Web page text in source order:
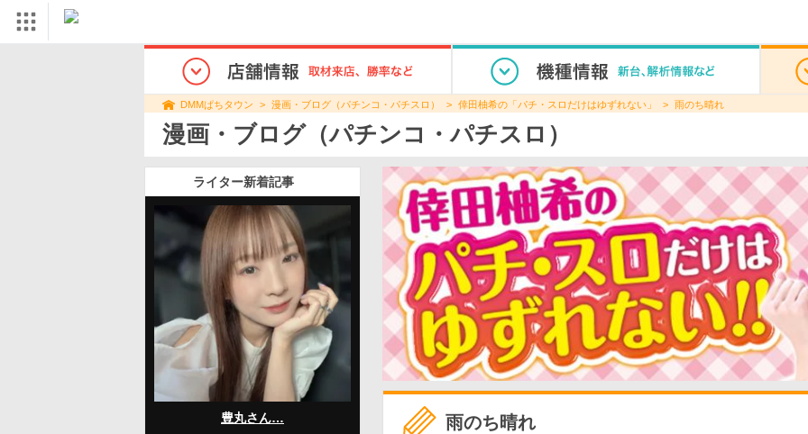
DMMぱちタウン 漫画・ブログ（パチンコ・パチスロ） 倖田柚希の「パチ・スロだけはゆずれない」 雨のち晴れ
漫画・ブログ（パチンコ・パチスロ）
ライター新着記事
豊丸さん… 雨のち晴れ